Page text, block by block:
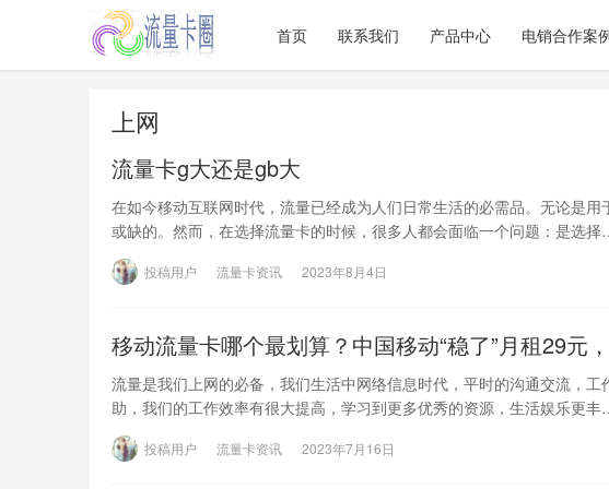
首页 联系我们 产品中心 电销合作案
上网
流量卡g大还是gb大
在如今移动互联网时代，流量已经成为人们日常生活的必需品。无论是
或缺的。然而，在选择流量卡的时候，很多人都会面临一个问题：是选
投稿用户 流量卡资讯 2023年8月4日
移动流量卡哪个最划算？中国移动“稳了”月租29元
流量是我们上网的必备，我们生活中网络信息时代，平时的沟通交流，
助，我们的工作效率有很大提高，学习到更多优秀的资源，生活娱乐更
投稿用户 流量卡资讯 2023年7月16日